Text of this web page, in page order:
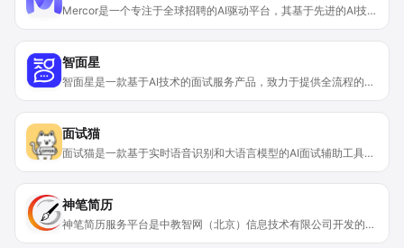
Mercor是一个专注于全球招聘的AI驱动平台，其基于先进的AI技术，旨在简化求职和招聘流程。对于求职者而言，它能提供更多的就业机会，尤其是远程工作的机会；对于企业来说，它能提高招聘效率，降低招聘成本。Mercor具有AI驱动的面试与评估、全球人才匹配等多种功能，且提供合规的全球支付解决方案，确保跨国招聘的薪资支付合法且无缝。目前页面未提及价格相关信息。该平台定位为连接全球求职者和企业，解决双方在求职和招聘过程中的痛点。
智面星
智面星是一款基于AI技术的面试服务产品，致力于提供全流程的面试辅助。它整合了企业、岗位和人力资源专家的信息，利用大数据和算法建立面试模型。其能帮助求职者提高面试技巧和成功率，也能辅助企业进行候选人的筛选和评估。产品定价分为基础礼包98元（模拟面试3次）、高级礼包198元（模拟面试4次共120分钟，面试精灵2次共120分钟）、尊享礼包398元（模拟面试10次，面试精灵4次）。
面试猫
面试猫是一款基于实时语音识别和大语言模型的AI面试辅助工具。其通过实时语音识别面试官问题，利用大语言模型智能分析并提供回答建议，帮助求职者应对面试问题。该工具支持超140种语言，能兼容腾讯会议、Zoom、飞书等主流视频会议平台，无缝融入线上面试场景。对于求职者来说，它能大大增加面试成功的概率，让他们在面试中更自信地展示自己。从产品定位来看，它主要面向各类求职者，帮助他们提升面试能力。关于价格，文档未提及。
神笔简历
神笔简历服务平台是中教智网（北京）信息技术有限公司开发的面向大学生的就业服务网站。平台运用AI技术，提供智能化就业指导服务。其重要性在于帮助大学生解决求职过程中的难题，提高求职成功率。该平台具有免费获取AI使用次数的福利，定位为助力大学生就业的专业服务平台，降低大学生求职成本，提升求职效率。